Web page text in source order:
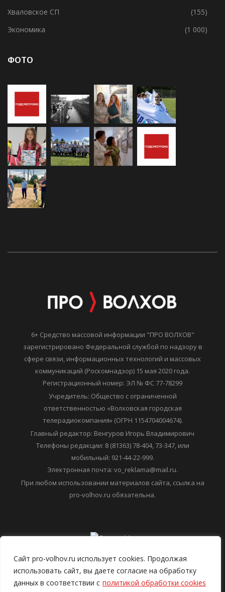
Сайт pro-volhov.ru использует cookies. Продолжая
использовать сайт, вы даете согласие на обработку
данных в соответствии с политикой обработки cookies
Хваловское СП
(155)
Экономика
(1 000)
ФОТО
6+ Средство массовой информации "ПРО ВОЛХОВ"
зарегистрировано Федеральной службой по надзору в
сфере связи, информационных технологий и массовых
коммуникаций (Роскомнадзор) 15 мая 2020 года.
Регистрационный номер: ЭЛ № ФС 77-78299
Учредитель: Общество с ограниченной
ответственностью «Волховская городская
телерадиокомпания» (ОГРН 1154704004674).
Главный редактор: Венгуров Игорь Владимирович
Телефоны редакции: 8 (81363) 78-404, 73-347, или
мобильный: 921-44-22-999.
Электронная почта: vo_reklama@mail.ru.
При любом использовании материалов сайта, ссылка на
pro-volhov.ru обязательна.